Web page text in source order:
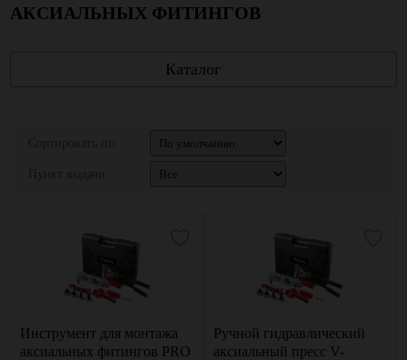
АКСИАЛЬНЫХ ФИТИНГОВ
Каталог
Инструмент для монтажа
аксиальных фитингов PRO
Ручной гидравлический
аксиальный пресс V-